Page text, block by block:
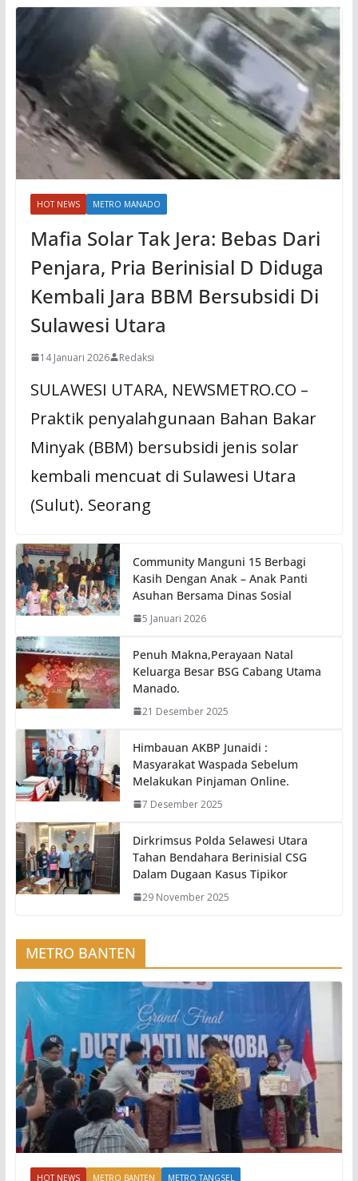
HOT NEWS METRO MANADO
Mafia Solar Tak Jera: Bebas Dari
Penjara, Pria Berinisial D Diduga
Kembali Jara BBM Bersubsidi Di
Sulawesi Utara
14 Januari 2026 Redaksi
SULAWESI UTARA, NEWSMETRO.CO –
Praktik penyalahgunaan Bahan Bakar
Minyak (BBM) bersubsidi jenis solar
kembali mencuat di Sulawesi Utara
(Sulut). Seorang
Community Manguni 15 Berbagi
Kasih Dengan Anak – Anak Panti
Asuhan Bersama Dinas Sosial
5 Januari 2026
Penuh Makna,Perayaan Natal
Keluarga Besar BSG Cabang Utama
Manado.
21 Desember 2025
Himbauan AKBP Junaidi :
Masyarakat Waspada Sebelum
Melakukan Pinjaman Online.
7 Desember 2025
Dirkrimsus Polda Selawesi Utara
Tahan Bendahara Berinisial CSG
Dalam Dugaan Kasus Tipikor
29 November 2025
METRO BANTEN
HOT NEWS METRO BANTEN METRO TANGSEL